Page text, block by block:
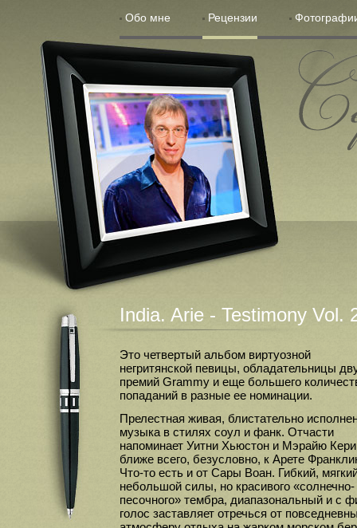
Обо мне Рецензии
India. Arie - Testimony Vol.
Это четвертый альбом виртуозной
негритянской певицы, обладательницы
премий Grammy и еще большего
попаданий в разные ее номинации.
Прелестная живая, блистательно
музыка в стилях соул и фанк. Отчасти
напоминает Уитни Хьюстон и Мэрайю
ближе всего, безусловно, к Арете
Что-то есть и от Сары Воан. Гибкий,
небольшой силы, но красивого «солнечно-
песочного» тембра, диапазональный и с
голос заставляет отречься от